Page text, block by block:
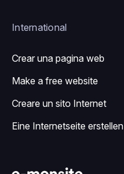
International
Crear una pagina web
Make a free website
Creare un sito Internet
Eine Internetseite erstellen